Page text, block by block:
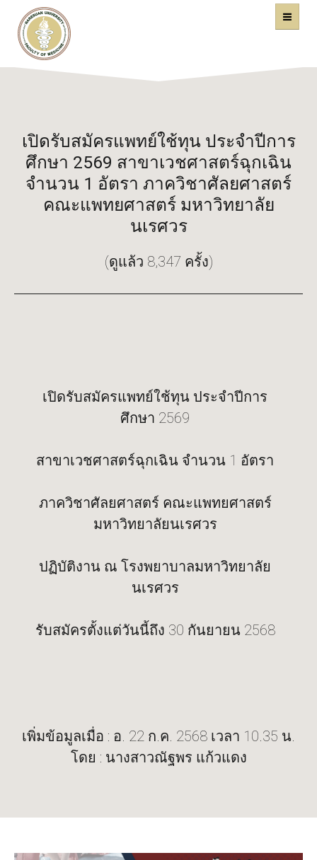
คณะแพทยศาสตร์
เปิดรับสมัครแพทย์ใช้ทุน ประจำปีการ
ศึกษา 2569 สาขาเวชศาสตร์ฉุกเฉิน
จำนวน 1 อัตรา ภาควิชาศัลยศาสตร์
คณะแพทยศาสตร์ มหาวิทยาลัย
นเรศวร
(ดูแล้ว 8,347 ครั้ง)
เปิดรับสมัครแพทย์ใช้ทุน ประจำปีการ
ศึกษา 2569
สาขาเวชศาสตร์ฉุกเฉิน จำนวน 1 อัตรา
ภาควิชาศัลยศาสตร์ คณะแพทยศาสตร์
มหาวิทยาลัยนเรศวร
ปฏิบัติงาน ณ โรงพยาบาลมหาวิทยาลัย
นเรศวร
รับสมัครตั้งแต่วันนี้ถึง 30 กันยายน 2568
เพิ่มข้อมูลเมื่อ : อ. 22 ก.ค. 2568 เวลา 10.35 น.
โดย : นางสาวณัฐพร แก้วแดง